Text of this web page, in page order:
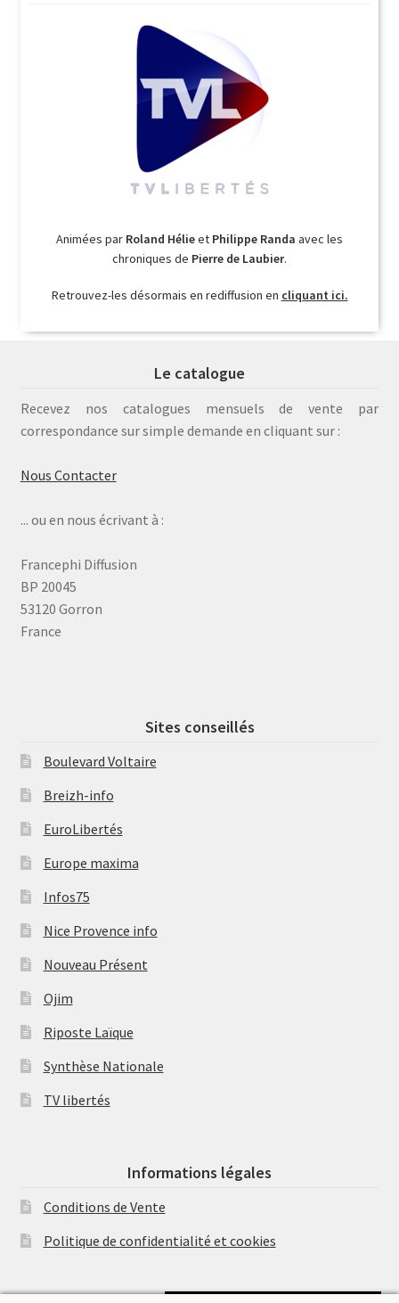
Animées par Roland Hélieet Philippe Randa avec les
chroniques de Pierre de Laubier.
Retrouvez-les désormais en rediffusion en cliquant ici.
Le catalogue
Recevez nos catalogues mensuels de vente par
correspondance sur simple demande en cliquant sur :
Nous Contacter
... ou en nous écrivant à :
Francephi Diffusion
BP 20045
53120 Gorron
France
Sites conseillés
Boulevard Voltaire
Breizh-info
EuroLibertés
Europe maxima
Infos75
Nice Provence info
Nouveau Présent
Ojim
Riposte Laïque
Synthèse Nationale
TV libertés
Informations légales
Conditions de Vente
Politique de confidentialité et cookies